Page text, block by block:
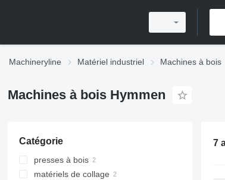
Machineryline Matériel industriel Machines à bois
Machines à bois Hymmen
Catégorie
presses à bois
presses d'encollage
matériels de collage
7